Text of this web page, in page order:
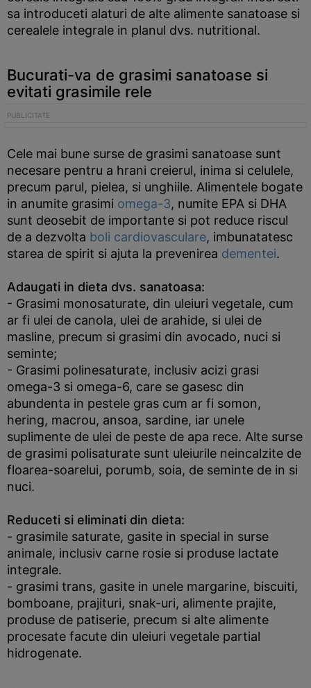
sa introduceti alaturi de alte alimente sanatoase si
cerealele integrale in planul dvs. nutritional.
Bucurati-va de grasimi sanatoase si
evitati grasimile rele
Cele mai bune surse de grasimi sanatoase sunt
necesare pentru a hrani creierul, inima si celulele,
precum parul, pielea, si unghiile. Alimentele bogate
in anumite grasimi omega-3, numite EPA si DHA
sunt deosebit de importante si pot reduce riscul
de a dezvolta boli cardiovasculare, imbunatatesc
starea de spirit si ajuta la prevenirea dementei.
Adaugati in dieta dvs. sanatoasa:
- Grasimi monosaturate, din uleiuri vegetale, cum
ar fi ulei de canola, ulei de arahide, si ulei de
masline, precum si grasimi din avocado, nuci si
seminte;
- Grasimi polinesaturate, inclusiv acizi grasi
omega-3 si omega-6, care se gasesc din
abundenta in pestele gras cum ar fi somon,
hering, macrou, ansoa, sardine, iar unele
suplimente de ulei de peste de apa rece. Alte surse
de grasimi polisaturate sunt uleiurile neincalzite de
floarea-soarelui, porumb, soia, de seminte de in si
nuci.
Reduceti si eliminati din dieta:
- grasimile saturate, gasite in special in surse
animale, inclusiv carne rosie si produse lactate
integrale.
- grasimi trans, gasite in unele margarine, biscuiti,
bomboane, prajituri, snak-uri, alimente prajite,
produse de patiserie, precum si alte alimente
procesate facute din uleiuri vegetale partial
hidrogenate.